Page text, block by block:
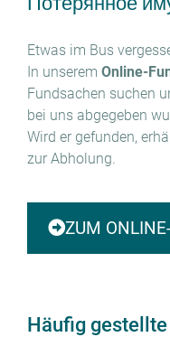
Etwas im Bus
In unserem Online-
Fundsachen suchen
bei uns abgegeben
Wird er gefunden,
zur Abholung.
ZUM
Häufig gestellte